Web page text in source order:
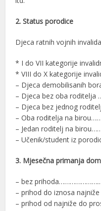
2. Status porodice
Djeca ratnih vojnih invalida
* I do VII kategorije
* VIII do X kategorije
– Djeca demobilisanih
– Djeca bez oba
– Djeca bez jednog
– Oba roditelja na
– Jedan roditelj na
– Učenik/student iz
3. Mjesečna primanja
– bez
– prihod do iznosa
– prihod od najniže do